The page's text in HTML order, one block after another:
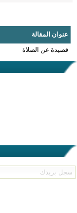
عنوان المقالة
قصيدة عن الصلاة